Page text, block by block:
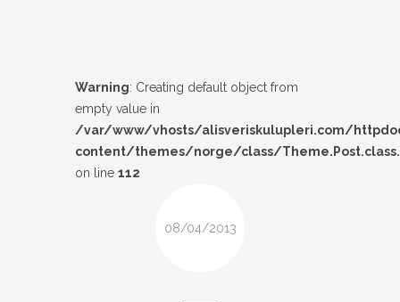
Warning: Creating default object from
empty value in
/var/www/vhosts/alisveriskulupleri.com/
content/themes/norge/class/
on line 112
08/04/2013